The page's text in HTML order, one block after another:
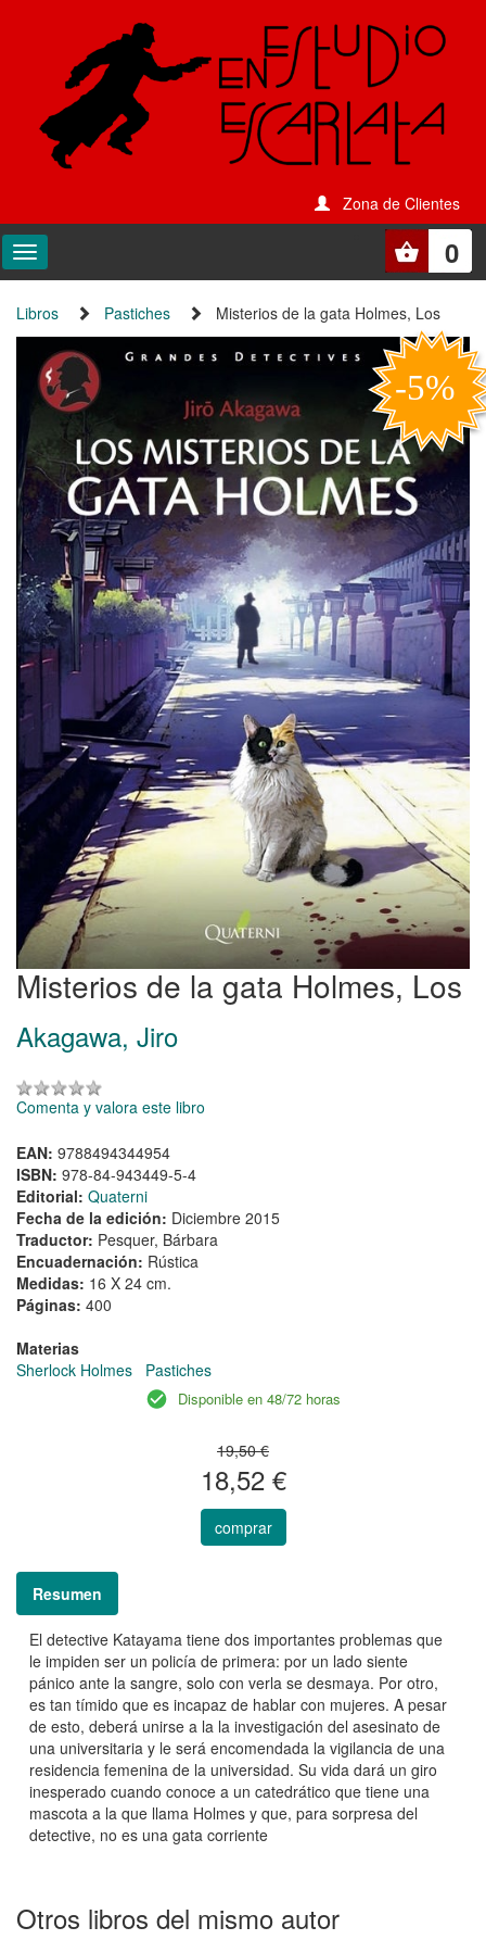
Zona de Clientes
0
Libros Pastiches Misterios de la gata Holmes, Los
Misterios de la gata Holmes, Los
Akagawa, Jiro
Comenta y valora este libro
EAN: 9788494344954
ISBN: 978-84-943449-5-4
Editorial: Quaterni
Fecha de la edición: Diciembre 2015
Traductor: Pesquer, Bárbara
Encuadernación: Rústica
Medidas: 16 X 24 cm.
Páginas: 400
Materias
Sherlock Holmes
Pastiches
Disponible en 48/72 horas
19,50 €
18,52 €
comprar
Resumen
El detective Katayama tiene dos importantes problemas que
le impiden ser un policía de primera: por un lado siente
pánico ante la sangre, solo con verla se desmaya. Por otro,
es tan tímido que es incapaz de hablar con mujeres. A pesar
de esto, deberá unirse a la la investigación del asesinato de
una universitaria y le será encomendada la vigilancia de una
residencia femenina de la universidad. Su vida dará un giro
inesperado cuando conoce a un catedrático que tiene una
mascota a la que llama Holmes y que, para sorpresa del
detective, no es una gata corriente
Otros libros del mismo autor